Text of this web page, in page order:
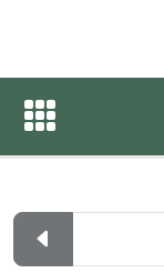
ปฏิทินกิจ
ปฏิทินกิจกร